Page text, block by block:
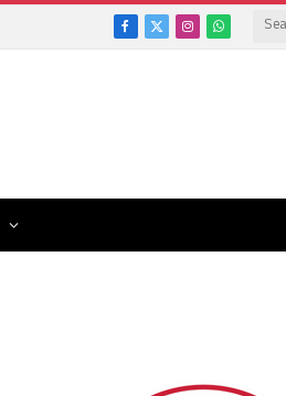
Facebook
X
InstagramWhatsApp